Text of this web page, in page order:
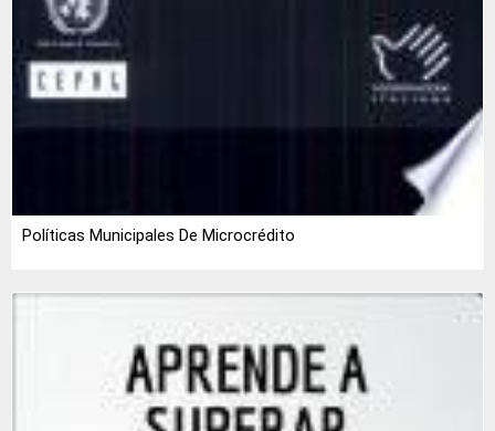
Políticas Municipales De Microcrédito